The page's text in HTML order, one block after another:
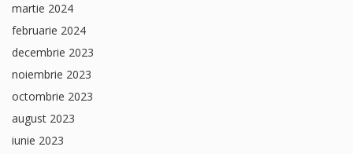
martie 2024
februarie 2024
decembrie 2023
noiembrie 2023
octombrie 2023
august 2023
iunie 2023